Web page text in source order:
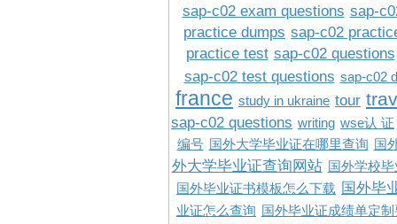
sap-c02 exam questions sap-
practice dumps sap-c02
practice test sap-c02 questions
sap-c02 test questions sap-c02
france study in ukraine tour
sap-c02 questions writing wse认 证
编号 国外大学毕业证在哪里查询 国
外大学毕业证查询网站 国外学校
国外毕业证书模板怎么下载 国外毕
业证怎么查询
国外毕业证成绩单定